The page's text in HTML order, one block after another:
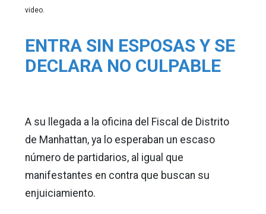
video.
ENTRA SIN ESPOSAS Y SE
DECLARA NO CULPABLE
A su llegada a la oficina del Fiscal de Distrito
de Manhattan, ya lo esperaban un escaso
número de partidarios, al igual que
manifestantes en contra que buscan su
enjuiciamiento.